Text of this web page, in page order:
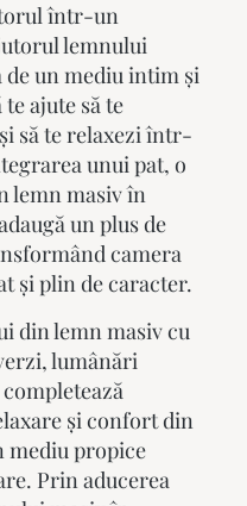
într-un
lemnului
de un mediu intim și
ajute să te
să te relaxezi într-
unui pat, o
lemn masiv în
un plus de
camera
și plin de caracter.
din lemn masiv cu
lumânări
și confort din
mediu propice
Prin aducerea